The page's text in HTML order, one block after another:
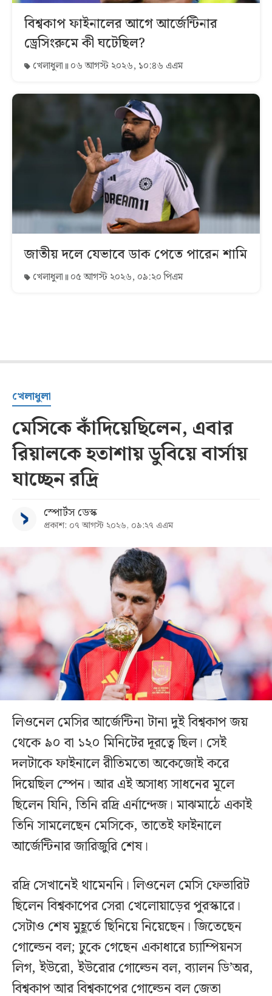
বিশ্বকাপ ফাইনালের আগে আর্জেন্টিনার
ড্রেসিংরুমে কী ঘটেছিল?
খেলাধুলা ০৬ আগস্ট ২০২৬, ১০:৪৬ এএম
জাতীয় দলে যেভাবে ডাক পেতে পারেন শামি
খেলাধুলা ০৫ আগস্ট ২০২৬, ০৯:২০ পিএম
খেলাধুলা
মেসিকে কাঁদিয়েছিলেন, এবার
রিয়ালকে হতাশায় ডুবিয়ে বার্সায়
যাচ্ছেন রদ্রি
স্পোর্টস ডেস্ক
প্রকাশ: ০৭ আগস্ট ২০২৬, ০৯:২৭ এএম
লিওনেল মেসির আর্জেন্টিনা টানা দুই বিশ্বকাপ জয়
থেকে ৯০ বা ১২০ মিনিটের দূরত্বে ছিল। সেই
দলটাকে ফাইনালে রীতিমতো অকেজোই করে
দিয়েছিল স্পেন। আর এই অসাধ্য সাধনের মূলে
ছিলেন যিনি, তিনি রদ্রি এর্নান্দেজ। মাঝমাঠে একাই
তিনি সামলেছেন মেসিকে, তাতেই ফাইনালে
আর্জেন্টিনার জারিজুরি শেষ।
রদ্রি সেখানেই থামেননি। লিওনেল মেসি ফেভারিট
ছিলেন বিশ্বকাপের সেরা খেলোয়াড়ের পুরস্কারে।
সেটাও শেষ মুহূর্তে ছিনিয়ে নিয়েছেন। জিতেছেন
গোল্ডেন বল; ঢুকে গেছেন একাধারে চ্যাম্পিয়নস
লিগ, ইউরো, ইউরোর গোল্ডেন বল, ব্যালন ডি’অর,
বিশ্বকাপ আর বিশ্বকাপের গোল্ডেন বল জেতা